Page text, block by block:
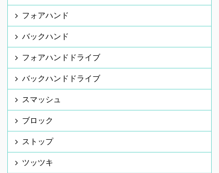
フォアハンド
バックハンド
フォアハンドドライブ
バックハンドドライブ
スマッシュ
ブロック
ストップ
ツッツキ